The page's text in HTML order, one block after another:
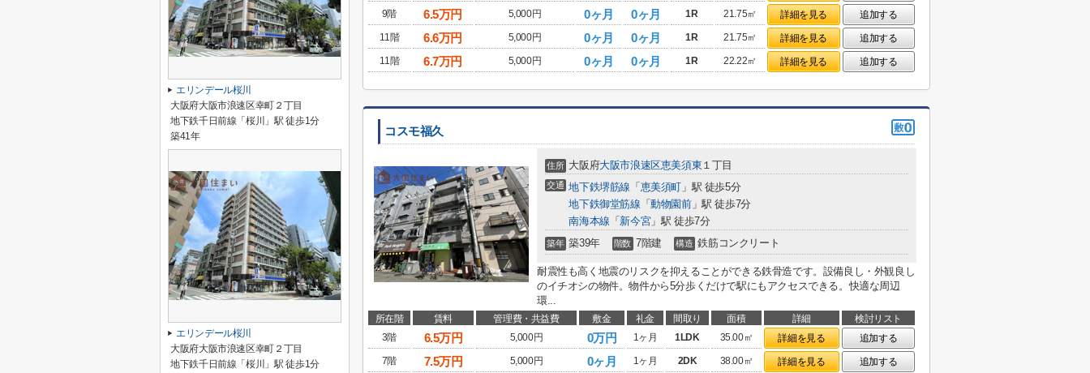
9階
6.5万円 5,000円 0ヶ月 0ヶ月 1R 21.75㎡ 詳細を見る
追加する
11階
6.6万円 5,000円 0ヶ月 0ヶ月 1R 21.75㎡ 詳細を見る
追加する
11階
6.7万円 5,000円 0ヶ月 0ヶ月 1R 22.22㎡ 詳細を見る 追加する
コスモ福久
住所 大阪府大阪市浪速区恵美須東 １丁目
交通 地下鉄堺筋線 「 恵美須町 」駅 徒歩5分
地下鉄御堂筋線 「動物園前」駅 徒歩7分
南海本線 「 新今宮」駅 徒歩7分
築年 築39年 階数 7階建 構造 鉄筋コンクリート
耐震性も高く地震のリスクを抑えることができる鉄骨造です。設備良し・外観良し
のイチオシの物件。物件から5分歩くだけで駅にもアクセスできる。快適な周辺
環...
所在階 賃料 管理費・共益費 敷金 礼金 間取り 面積 詳細
検討リスト
3階
6.5万円 5,000円 0万円 1ヶ月 1LDK 35.00㎡ 詳細を見る
追加する
7階
7.5万円 5,000円 0ヶ月 1ヶ月 2DK 38.00㎡ 詳細を見る 追加する
エリンデール桜川
大阪府大阪市浪速区幸町２丁目
地下鉄千日前線「桜川」駅 徒歩1分
築41年
エリンデール桜川
大阪府大阪市浪速区幸町２丁目
地下鉄千日前線「桜川」駅 徒歩1分